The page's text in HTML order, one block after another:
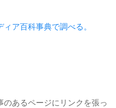
ア百科事典で調べる。
あるページにリンクを張っ